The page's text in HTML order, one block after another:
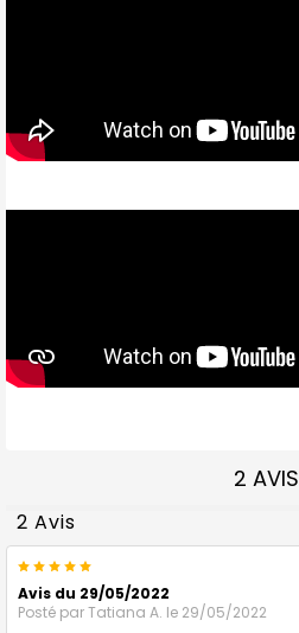
2 AVIS
2 Avis
5
Avis du 29/05/2022
Posté parTatiana A. le 29/05/2022